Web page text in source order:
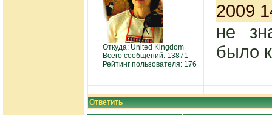
Откуда: United Kingdom
Всего сообщений: 13871
Рейтинг пользователя: 176
2009
не
было
Ответить